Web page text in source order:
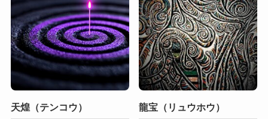
天煌（テンコウ） 龍宝（リュウホウ）